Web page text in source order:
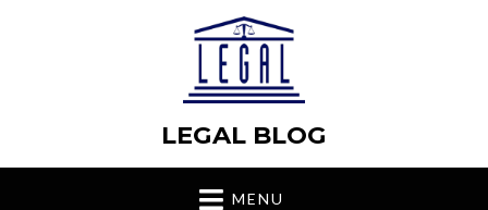
LEGAL BLOG
MENU